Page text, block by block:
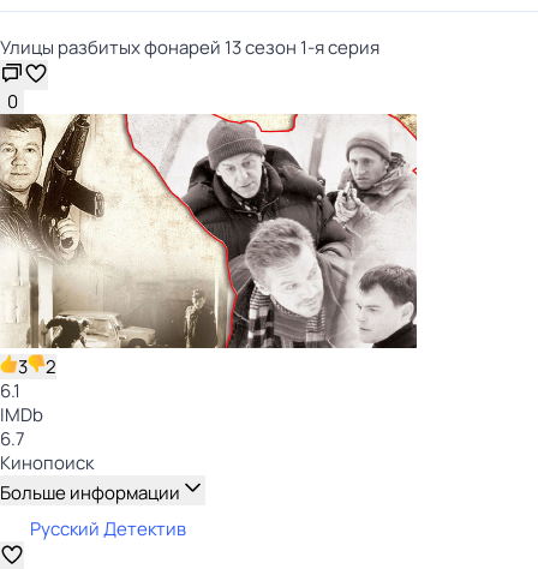
Улицы разбитых фонарей 13 сезон 1-я серия
0
3
2
6.1
IMDb
6.7
Кинопоиск
Больше информации
Русский Детектив